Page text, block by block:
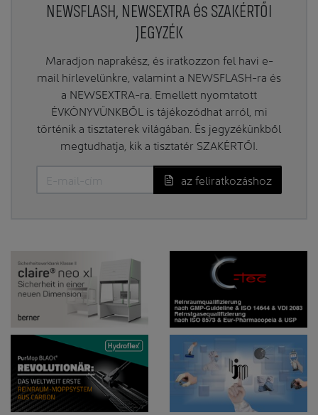
NEWSFLASH, NEWSEXTRA és SZAKÉRTŐI
JEGYZÉK
Maradjon naprakész, és iratkozzon fel havi e-
mail hírlevelünkre, valamint a NEWSFLASH-ra és
a NEWSEXTRA-ra. Emellett nyomtatott
ÉVKÖNYVÜNKBŐL is tájékozódhat arról, mi
történik a tisztaterek világában. És jegyzékünkből
megtudhatja, kik a tisztatér SZAKÉRTŐI.
az feliratkozáshoz